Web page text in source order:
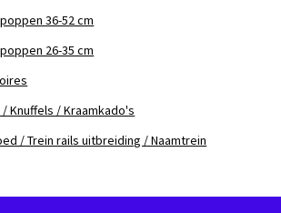
36-52 cm
26-35 cm
Knuffels / Kraamkado's
/ Trein rails uitbreiding / Naamtrein